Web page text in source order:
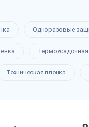
Одноразовые
Термоусадочная
Техническая пленка